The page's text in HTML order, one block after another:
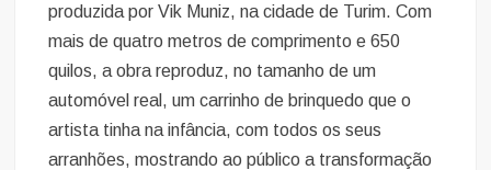
produzida por Vik Muniz, na cidade de Turim. Com
mais de quatro metros de comprimento e 650
quilos, a obra reproduz, no tamanho de um
automóvel real, um carrinho de brinquedo que o
artista tinha na infância, com todos os seus
arranhões, mostrando ao público a transformação